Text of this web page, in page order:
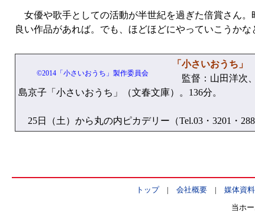
女優や歌手としての活動が半世紀を過ぎた倍賞さん
良い作品があれば。でも、ほどほどにやっていこうかな
©2014「小さいおうち」製作委員会
「小さいおうち
監督：山田洋次
島京子「小さいおうち」（文春文庫）。136分。
25日（土）から丸の内ピカデリー（Tel.03・3201・
トップ| 会社概要| 媒体資料
当ホ